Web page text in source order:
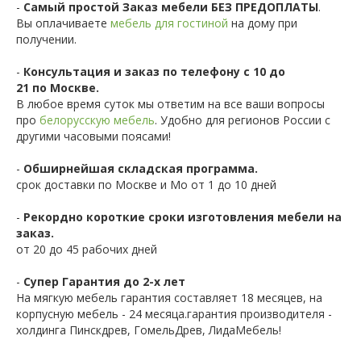
- Самый простой Заказ мебели БЕЗ ПРЕДОПЛАТЫ.
Вы оплачиваете мебель для гостиной на дому при
получении.
- Консультация и заказ по телефону с 10 до
21 по Москве.
В любое время суток мы ответим на все ваши вопросы
про белорусскую мебель. Удобно для регионов России с
другими часовыми поясами!
- Обширнейшая складская программа.
срок доставки по Москве и Мо от 1 до 10 дней
- Рекордно короткие сроки изготовления мебели на
заказ.
от 20 до 45 рабочих дней
- Супер Гарантия до 2-х лет
На мягкую мебель гарантия составляет 18 месяцев, на
корпусную мебель - 24 месяца.гарантия производителя -
холдинга Пинскдрев, ГомельДрев, ЛидаМебель!